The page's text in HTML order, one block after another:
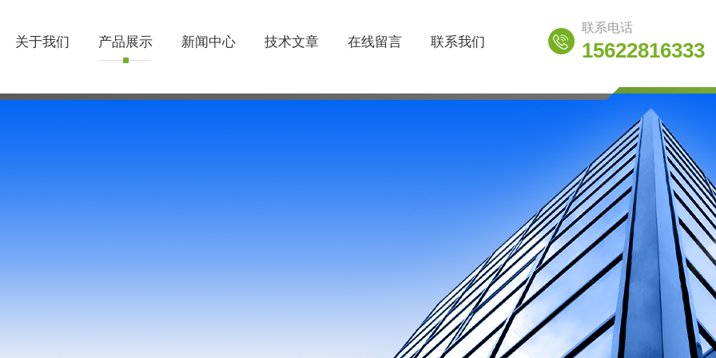
关于我们 产品展示 新闻中心 技术文章 在线留言 联系我们
联系电话
15622816333